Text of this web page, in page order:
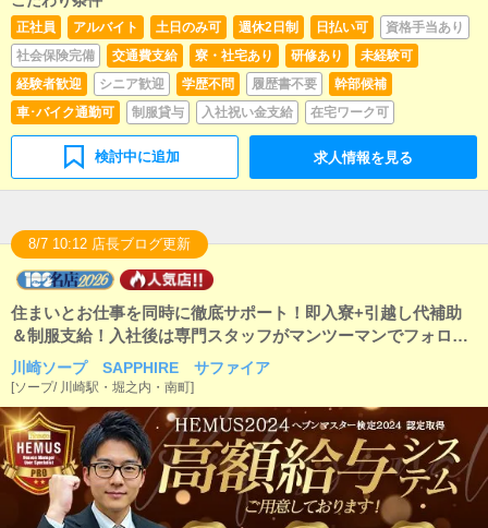
も簡単にできます。■清掃・備品管理お客様やキャスト
の方に快適にお過ごしいただくため、店内の清掃や備
品の管理・補充を行っていただきます。
正社員 アルバイト 土日のみ可 週休2日制 日払い可
資格手当あり
社会保険完備
交通費支給 寮・社宅あり 研修あり
未経験可
経験者歓迎
シニア歓迎 学歴不問 履歴書不要
幹部候補
車･バイク通勤可
制服貸与 入社祝い金支給 在宅ワーク可
検討中に追加 求人情報を見る
8/7 10:12 店長ブログ更新
住まいとお仕事を同時に徹底サポート！即入寮+引越し代補助
＆制服支給！入社後は専門スタッフがマンツーマンでフォロ
ー！未経験でも安心の環境！！
川崎ソープ SAPPHIRE サファイア
[ソープ/ 川崎駅・堀之内・南町]